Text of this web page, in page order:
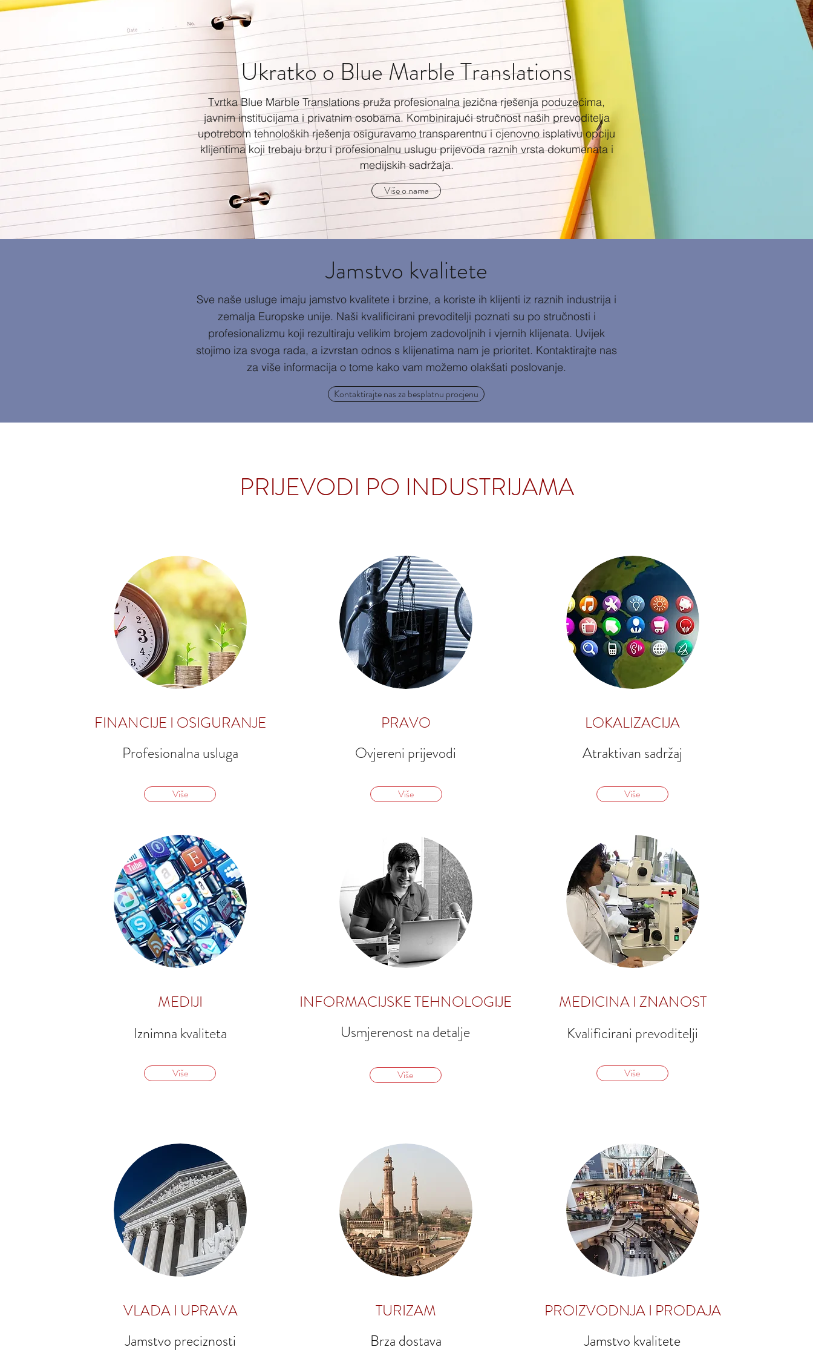
Ukratko o Blue Marble Translations
Tvrtka Blue Marble Translations pruža profesionalna jezična rješenja poduzećima,
javnim institucijama i privatnim osobama. Kombinirajući stručnost naših prevoditelja
upotrebom tehnoloških rješenja osiguravamo transparentnu i cjenovno isplativu opciju
klijentima koji trebaju brzu i profesionalnu uslugu prijevoda raznih vrsta dokumenata i
medijskih sadržaja.
Više o nama
Jamstvo kvalitete
​Sve naše usluge imaju jamstvo kvalitete i brzine, a koriste ih klijenti iz raznih industrija i
zemalja Europske unije. Naši kvalificirani prevoditelji poznati su po stručnosti i
profesionalizmu koji rezultiraju velikim brojem zadovoljnih i vjernih klijenata. Uvijek
stojimo iza svoga rada, a izvrstan odnos s klijenatima nam je prioritet. Kontaktirajte nas
za više informacija o tome kako vam možemo olakšati poslovanje.
Kontaktirajte nas za besplatnu procjenu
PRIJEVODI PO INDUSTRIJAMA
FINANCIJE I OSIGURANJE
Profesionalna usluga
Više
PRAVO
Ovjereni prijevodi
Više
LOKALIZACIJA
Atraktivan sadržaj
Više
MEDIJI
Iznimna kvaliteta
Više
INFORMACIJSKE TEHNOLOGIJE
Usmjerenost na detalje
Više
MEDICINA I ZNANOST
Kvalificirani prevoditelji
Više
VLADA I UPRAVA
Jamstvo preciznosti
TURIZAM
Brza dostava
PROIZVODNJA I PRODAJA
Jamstvo kvalitete